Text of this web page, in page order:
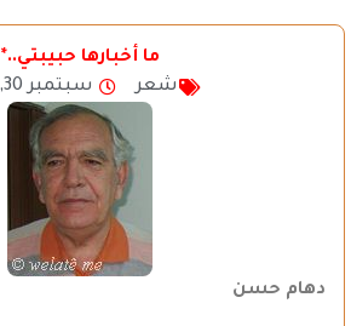
ما أخبارها حبيبتي..*
شعر
سبتمبر 30, 2011
دهام حسن